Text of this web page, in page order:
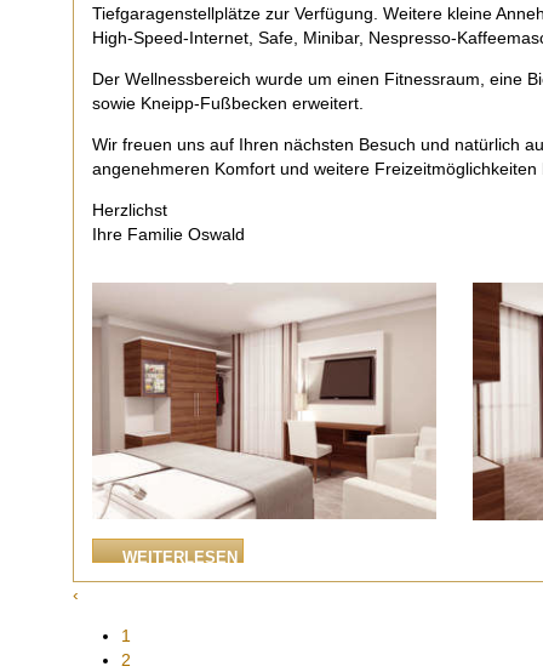
Tiefgaragenstellplätze zur Verfügung. Weitere kleine
High-Speed-Internet, Safe, Minibar, Nespresso-
Der Wellnessbereich wurde um einen Fitnessraum, eine
sowie Kneipp-Fußbecken erweitert.
Wir freuen uns auf Ihren nächsten Besuch und natürlich
angenehmeren Komfort und weitere
Herzlichst
Ihre Familie Oswald
WEITERLESEN
‹
1
2